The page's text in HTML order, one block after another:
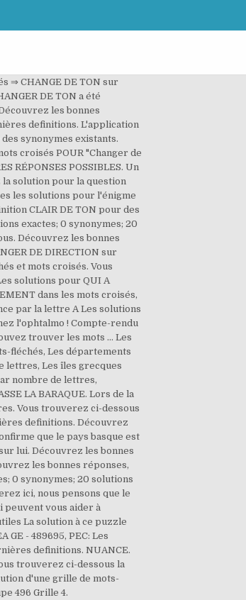
⇒ CHANGE DE TON sur
DE TON a été
les bonnes
definitions. L'application
synonymes existants.
croisés POUR "Changer de
RÉPONSES POSSIBLES. Un
la solution pour la question
les solutions pour l'énigme
CLAIR DE TON pour des
exactes; 0 synonymes; 20
Découvrez les bonnes
DE DIRECTION sur
et mots croisés. Vous
solutions pour QUI A
dans les mots croisés,
par la lettre A Les solutions
l'ophtalmo ! Compte-rendu
trouver les mots … Les
fléchés, Les départements
lettres, Les îles grecques
nombre de lettres,
LA BARAQUE. Lors de la
Vous trouverez ci-dessous
definitions. Découvrez
que le pays basque est
lui. Découvrez les bonnes
les bonnes réponses,
0 synonymes; 20 solutions
ici, nous pensons que le
peuvent vous aider à
La solution à ce puzzle
GE - 489695, PEC: Les
definitions. NUANCE.
trouverez ci-dessous la
d'une grille de mots-
496 Grille 4.